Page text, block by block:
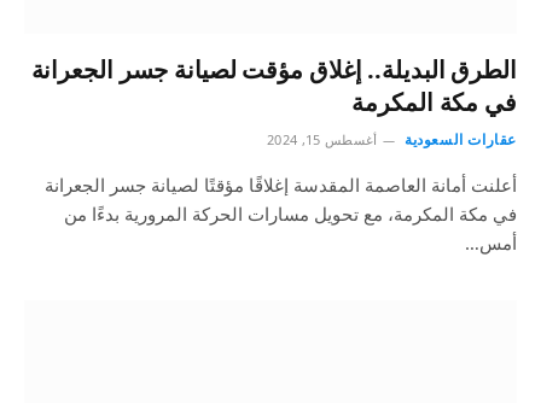
الطرق البديلة.. إغلاق مؤقت لصيانة جسر الجعرانة
في مكة المكرمة
عقارات السعودية أغسطس 15, 2024
أعلنت أمانة العاصمة المقدسة إغلاقًا مؤقتًا لصيانة جسر الجعرانة
في مكة المكرمة، مع تحويل مسارات الحركة المرورية بدءًا من
أمس…